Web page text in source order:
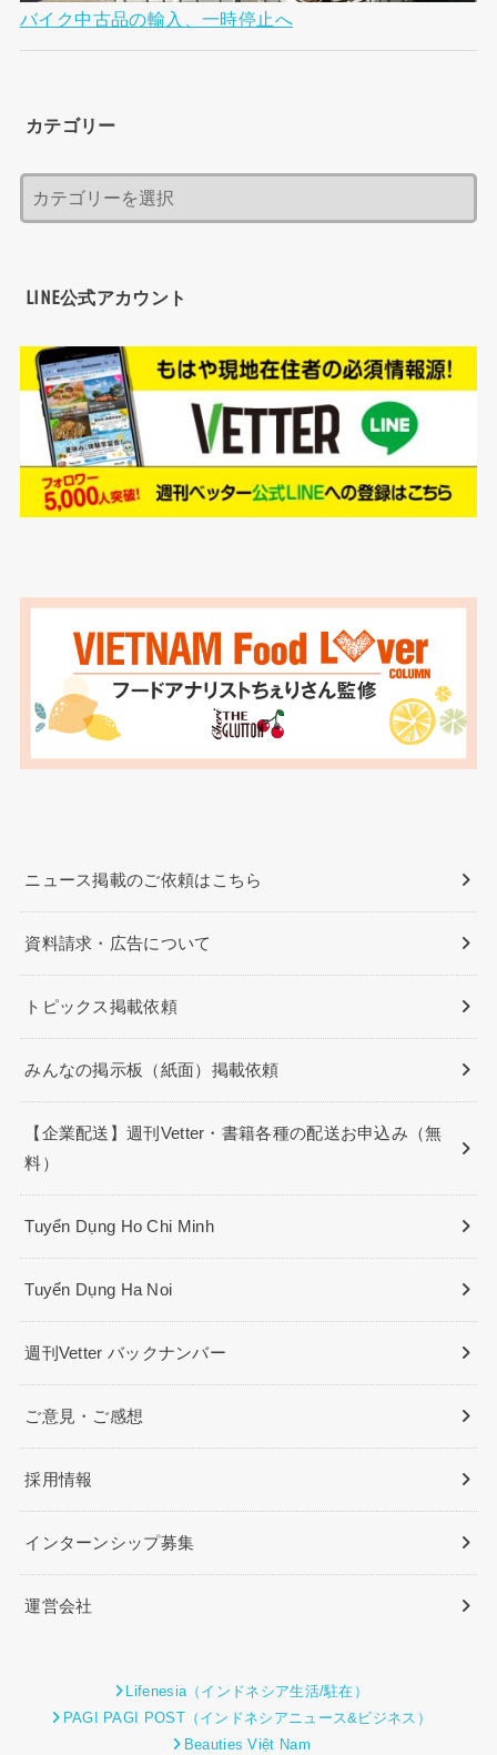
バイク中古品の輸入、一時停止へ
カテゴリー
LINE公式アカウント
ニュース掲載のご依頼はこちら
資料請求・広告について
トピックス掲載依頼
みんなの掲示板（紙面）掲載依頼
【企業配送】週刊Vetter・書籍各種の配送お申込み（無
料）
Tuyển Dụng Ho Chi Minh
Tuyển Dụng Ha Noi
週刊Vetter バックナンバー
ご意見・ご感想
採用情報
インターンシップ募集
運営会社
Lifenesia（インドネシア生活/駐在）
PAGI PAGI POST（インドネシアニュース&ビジネス）
Beauties Việt Nam